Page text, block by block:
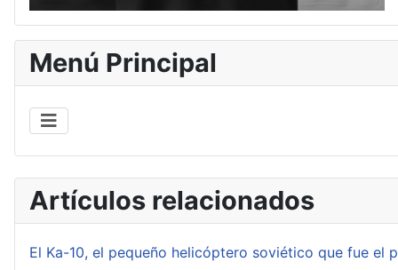
Menú Principal
Artículos relacionados
El Ka-10, el pequeño helicóptero soviético que fue el